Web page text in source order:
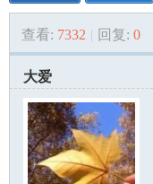
美» ›
查看: 7332 | 回复: 0
大爱